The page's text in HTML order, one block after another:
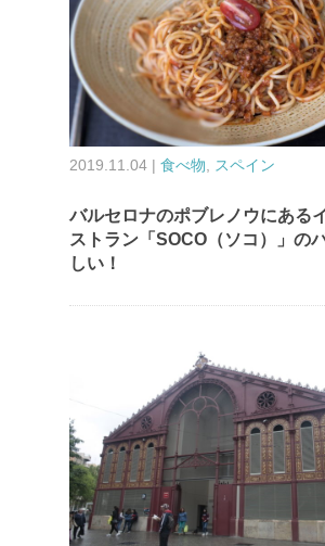
2019.11.04 | 食べ物 スペイン
バルセロナのポブレノウにある
ストラン「SOCO（ソコ）」の
しい！